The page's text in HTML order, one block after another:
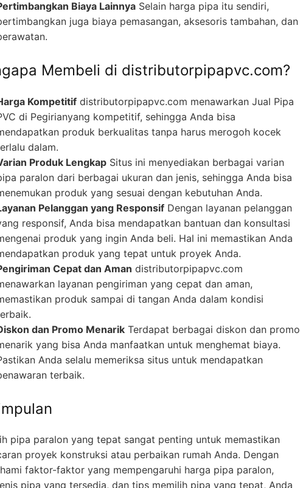
Biaya Lainnya Selain harga pipa itu sendiri,
juga biaya pemasangan, aksesoris tambahan, dan
Membeli di distributorpipapvc.com?
Kompetitif distributorpipapvc.com menawarkan Jual Pipa
di Pegirianyang kompetitif, sehingga Anda bisa
produk berkualitas tanpa harus merogoh kocek
dalam.
Produk Lengkap Situs ini menyediakan berbagai varian
paralon dari berbagai ukuran dan jenis, sehingga Anda bisa
produk yang sesuai dengan kebutuhan Anda.
Pelanggan yang Responsif Dengan layanan pelanggan
responsif, Anda bisa mendapatkan bantuan dan konsultasi
produk yang ingin Anda beli. Hal ini memastikan Anda
produk yang tepat untuk proyek Anda.
Cepat dan Aman distributorpipapvc.com
layanan pengiriman yang cepat dan aman,
produk sampai di tangan Anda dalam kondisi
dan Promo Menarik Terdapat berbagai diskon dan promo
yang bisa Anda manfaatkan untuk menghemat biaya.
Anda selalu memeriksa situs untuk mendapatkan
terbaik.
pipa paralon yang tepat sangat penting untuk memastikan
proyek konstruksi atau perbaikan rumah Anda. Dengan
faktor-faktor yang mempengaruhi harga pipa paralon,
pipa yang tersedia, dan tips memilih pipa yang tepat, Anda